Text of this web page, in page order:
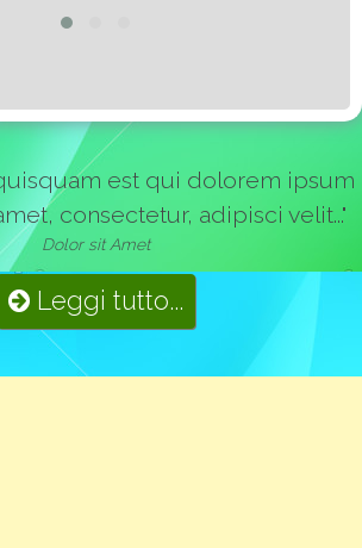
est qui dolorem ipsum
consectetur, adipisci velit..."
Dolor sit Amet
Leggi tutto...